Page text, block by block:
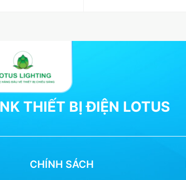
THIẾT BỊ ĐIỆN LOTUS
CHÍNH SÁCH